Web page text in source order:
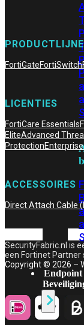
a
a
Endpoint
FortiGateFortiSwitch
LICENTIES
FortiCare Essentials
EliteAdvanced
Protection
ACCESSOIRES
Direct Attach Cable
SecurityFabric.nl is
een Fortinet Partner
Copyright © 2026 –